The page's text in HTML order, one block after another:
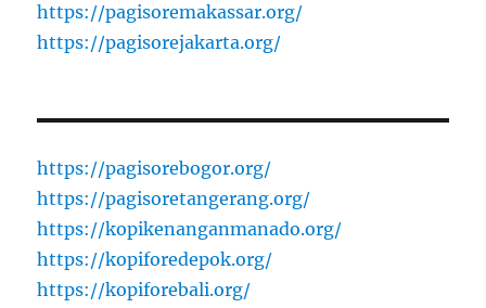
https://pagisoremakassar.org/
https://pagisorejakarta.org/
https://pagisorebogor.org/
https://pagisoretangerang.org/
https://kopikenanganmanado.org/
https://kopiforedepok.org/
https://kopiforebali.org/